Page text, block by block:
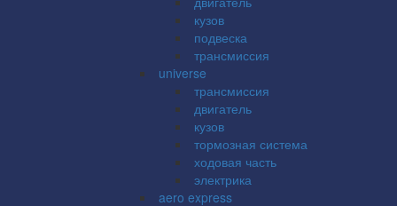
кузов
подвеска
трансмиссия
universe
трансмиссия
двигатель
кузов
тормозная система
ходовая часть
электрика
aero express